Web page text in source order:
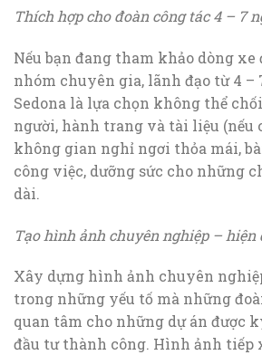
Thích hợp cho đoàn công tác 4 – 7
Nếu bạn đang tham khảo dòng
nhóm chuyên gia, lãnh đạo từ 4 –
Sedona là lựa chọn không thể
người, hành trang và tài liệu (nếu
không gian nghỉ ngơi thỏa mái,
công việc, dưỡng sức cho những
dài.
Tạo hình ảnh chuyên nghiệp – hiện
Xây dựng hình ảnh chuyên
trong những yếu tố mà những
quan tâm cho những dự án được
đầu tư thành công. Hình ảnh tiếp